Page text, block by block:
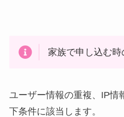
家族で申し込む時
ユーザー情報の重複、IP情
下条件に該当します。